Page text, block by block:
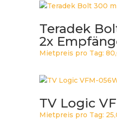
Teradek
2x
Mietpreis pro Tag:
TV Logic
Mietpreis pro Tag: